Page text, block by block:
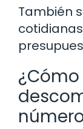
También